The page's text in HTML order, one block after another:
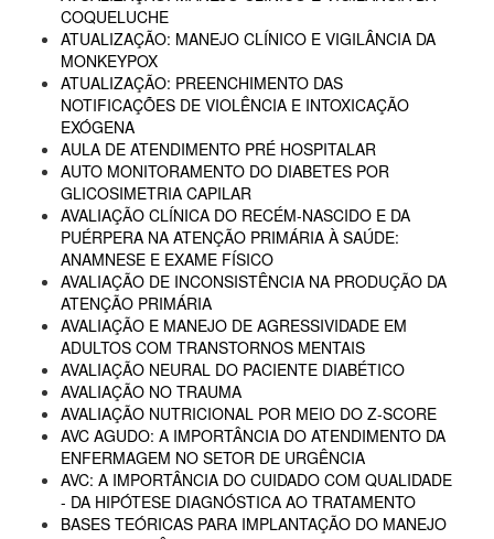
COQUELUCHE
ATUALIZAÇÃO: MANEJO CLÍNICO E VIGILÂNCIA DA
MONKEYPOX
ATUALIZAÇÃO: PREENCHIMENTO DAS
NOTIFICAÇÕES DE VIOLÊNCIA E INTOXICAÇÃO
EXÓGENA
AULA DE ATENDIMENTO PRÉ HOSPITALAR
AUTO MONITORAMENTO DO DIABETES POR
GLICOSIMETRIA CAPILAR
AVALIAÇÃO CLÍNICA DO RECÉM-NASCIDO E DA
PUÉRPERA NA ATENÇÃO PRIMÁRIA À SAÚDE:
ANAMNESE E EXAME FÍSICO
AVALIAÇÃO DE INCONSISTÊNCIA NA PRODUÇÃO DA
ATENÇÃO PRIMÁRIA
AVALIAÇÃO E MANEJO DE AGRESSIVIDADE EM
ADULTOS COM TRANSTORNOS MENTAIS
AVALIAÇÃO NEURAL DO PACIENTE DIABÉTICO
AVALIAÇÃO NO TRAUMA
AVALIAÇÃO NUTRICIONAL POR MEIO DO Z-SCORE
AVC AGUDO: A IMPORTÂNCIA DO ATENDIMENTO DA
ENFERMAGEM NO SETOR DE URGÊNCIA
AVC: A IMPORTÂNCIA DO CUIDADO COM QUALIDADE
- DA HIPÓTESE DIAGNÓSTICA AO TRATAMENTO
BASES TEÓRICAS PARA IMPLANTAÇÃO DO MANEJO